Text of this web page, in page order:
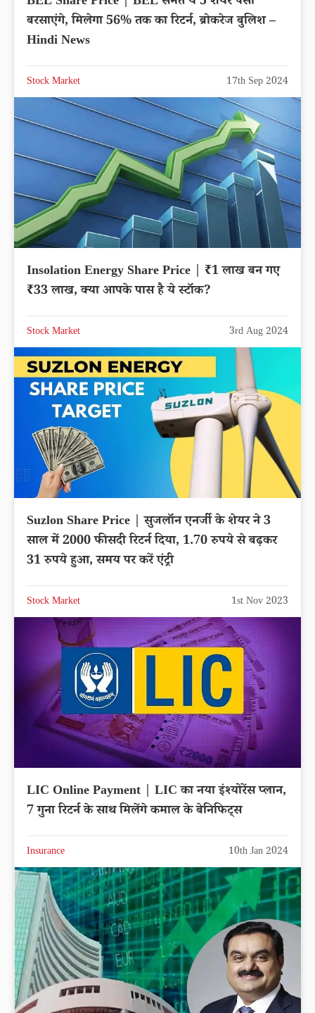
बरसाएंगे, मिलेगा 56% तक का रिटर्न, ब्रोकरेज बुलिश –
Hindi News
Stock Market 17th Sep 2024
Insolation Energy Share Price | ₹1 लाख बन गए
₹33 लाख, क्या आपके पास है ये स्टॉक?
Stock Market 3rd Aug 2024
Suzlon Share Price | सुजलॉन एनर्जी के शेयर ने 3
साल में 2000 फीसदी रिटर्न दिया, 1.70 रुपये से बढ़कर
31 रुपये हुआ, समय पर करें एंट्री
Stock Market 1st Nov 2023
LIC Online Payment | LIC का नया इंश्योरेंस प्लान,
7 गुना रिटर्न के साथ मिलेंगे कमाल के बेनिफिट्स
Insurance 10th Jan 2024